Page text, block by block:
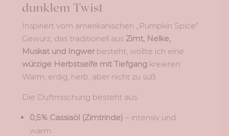
dunklem Twist
Inspiriert vom amerikanischen „Pumpkin Spice“
Gewürz, das traditionell aus Zimt, Nelke,
Muskat und Ingwerbesteht, wollte ich eine
würzige Herbstseife mit Tiefgang kreieren:
Warm, erdig, herb, aber nicht zu süß.
Die Duftmischung besteht aus:
0,5% Cassiaöl (Zimtrinde) – intensiv und
warm